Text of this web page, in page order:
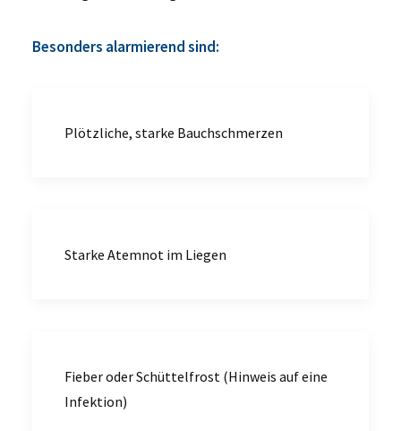
Besonders alarmierend sind:
Plötzliche, starke Bauchschmerzen
Starke Atemnot im Liegen
Fieber oder Schüttelfrost (Hinweis auf eine
Infektion)